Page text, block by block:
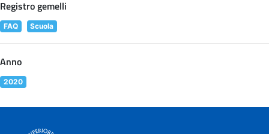
Registro gemelli
FAQ Scuola
Anno
2020